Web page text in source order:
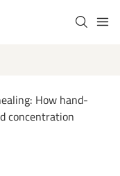
How hand-
concentration